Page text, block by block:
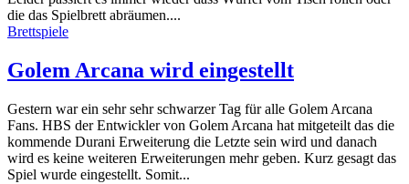
die das Spielbrett abräumen....
Brettspiele
Golem Arcana wird eingestellt
Gestern war ein sehr sehr schwarzer Tag für alle Golem Arcana
Fans. HBS der Entwickler von Golem Arcana hat mitgeteilt das die
kommende Durani Erweiterung die Letzte sein wird und danach
wird es keine weiteren Erweiterungen mehr geben. Kurz gesagt das
Spiel wurde eingestellt. Somit...